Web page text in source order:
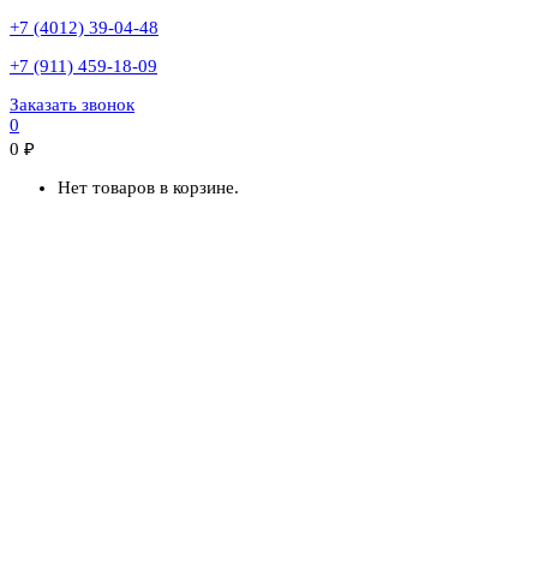
+7 (4012) 39-04-48
+7 (911) 459-18-09
Заказать звонок
0
0 ₽
Нет товаров в корзине.